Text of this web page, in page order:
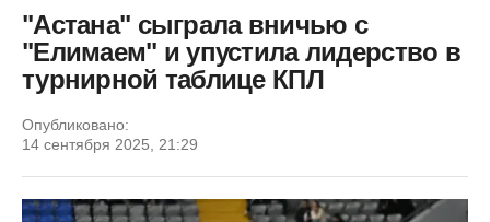
"Астана" сыграла вничью с
"Елимаем" и упустила лидерство в
турнирной таблице КПЛ
Опубликовано:
14 сентября 2025, 21:29